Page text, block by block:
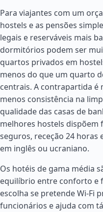
Para viajantes com um
hostels e as pensões
legais e reserváveis mais
dormitórios podem ser
quartos privados em
menos do que um quarto
centrais. A contrapartida é
menos consistência na
qualidade das casas de
melhores hostels dispõem
seguros, receção 24 horas
em inglês ou ucraniano.
Os hotéis de gama média
equilíbrio entre conforto e
escolha se pretende Wi-Fi
funcionários e ajuda com